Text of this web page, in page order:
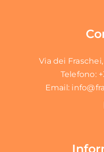
Via dei
Telefono:
Email: